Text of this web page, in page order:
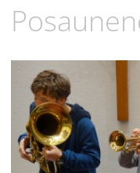
Inhalt